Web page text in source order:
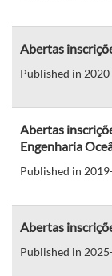
Abertas
Published in
Abertas
Engenharia
Published in
Abertas
Published in